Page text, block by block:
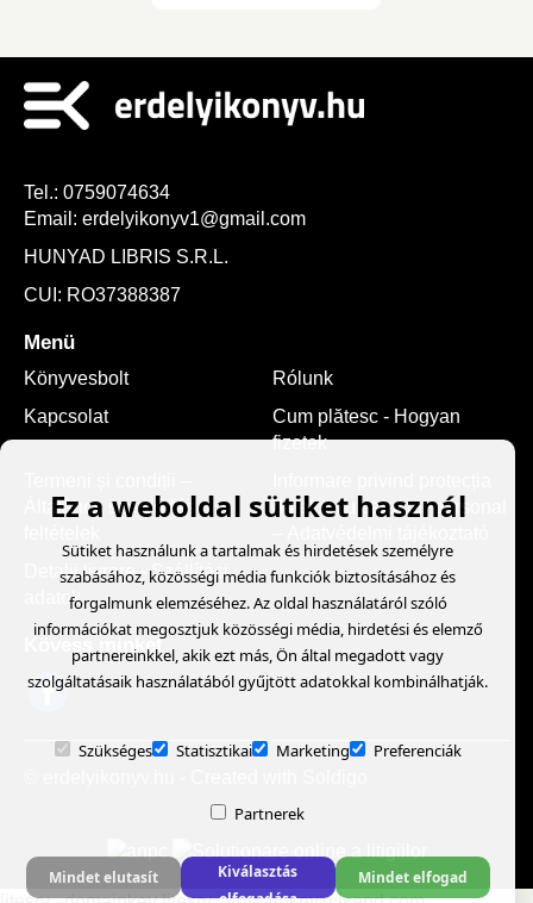
Tel.: 0759074634
Email: erdelyikonyv1@gmail.com
HUNYAD LIBRIS S.R.L.
CUI: RO37388387
Menü
Könyvesbolt
Rólunk
Kapcsolat
Cum plătesc - Hogyan
fizetek
Általános szerződési
datelor cu caracter personal
Detalii livrare - Szállítási
adatok
Kövess minket
Ez a weboldal sütiket használ
Sütiket használunk a tartalmak és hirdetések személyre
szabásához, közösségi média funkciók biztosításához és
forgalmunk elemzéséhez. Az oldal használatáról szóló
információkat megosztjuk közösségi média, hirdetési és elemző
partnereinkkel, akik ezt más, Ön által megadott vagy
szolgáltatásaik használatából gyűjtött adatokkal kombinálhatják.
Szükséges Statisztikai Marketing Preferenciák
Partnerek
Mindet elutasít
Kiválasztás
elfogadása
Mindet elfogad